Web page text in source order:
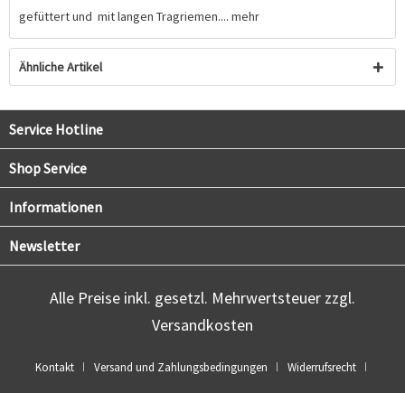
gefüttert und mit langen Tragriemen.... mehr
Ähnliche Artikel
Service Hotline
Shop Service
Informationen
Newsletter
Alle Preise inkl. gesetzl. Mehrwertsteuer zzgl.
Versandkosten
Kontakt Versand und Zahlungsbedingungen Widerrufsrecht